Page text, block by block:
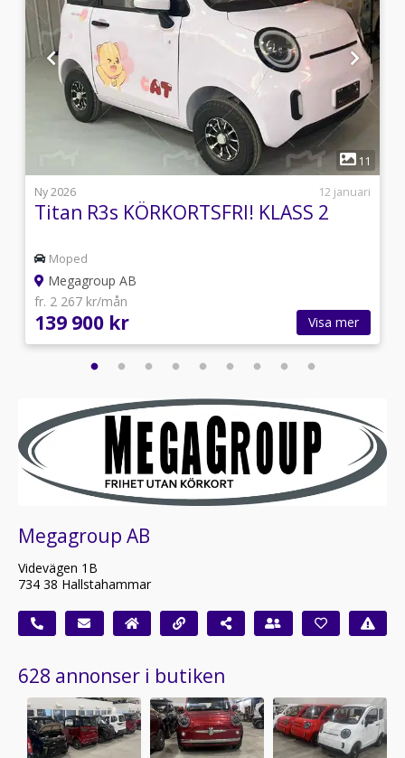
1
11
Ny 2026
12 januari
Titan R3s KÖRKORTSFRI! KLASS 2
Moped
Megagroup AB
fr. 2 267 kr/mån
139 900 kr Visa mer
Megagroup AB
Videvägen 1B
734 38 Hallstahammar
628 annonser i butiken